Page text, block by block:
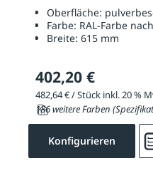
Oberfläche:
Farbe: RAL-Farbe
Breite: 615 mm
402,20 €
482,64 € / Stück inkl. 20 %
186 weitere Farben
Konfigurieren